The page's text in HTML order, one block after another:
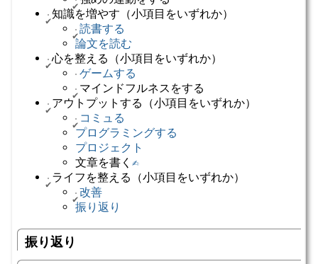
知識を増やす（小項目をいずれか）
読書する
論文を読む
心を整える（小項目をいずれか）
ゲームする
マインドフルネスをする
アウトプットする（小項目をいずれか）
コミュる
プログラミングする
プロジェクト
文章を書く ✍️
ライフを整える（小項目をいずれか）
改善
振り返り
振り返り